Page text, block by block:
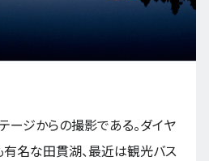
ES
ージからの撮影である。ダイヤ
有名な田貫湖、最近は観光バス